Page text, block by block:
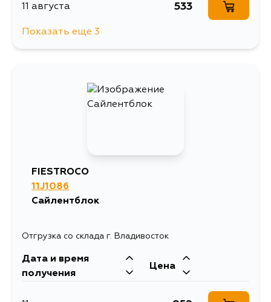
11 августа 533
Показать еще 3
FIESTROCO
11J1086
Сайлентблок
Отгрузка со склада г. Владивосток
Дата и время
получения
Цена